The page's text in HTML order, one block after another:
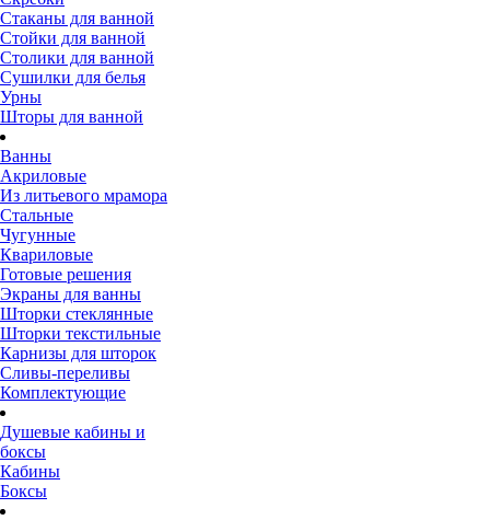
Стаканы для ванной
Стойки для ванной
Столики для ванной
Сушилки для белья
Урны
Шторы для ванной
Ванны
Акриловые
Из литьевого мрамора
Стальные
Чугунные
Квариловые
Готовые решения
Экраны для ванны
Шторки стеклянные
Шторки текстильные
Карнизы для шторок
Сливы-переливы
Комплектующие
Душевые кабины и
боксы
Кабины
Боксы